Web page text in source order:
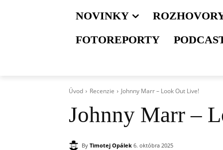
NOVINKY
FOTOREPORTY
Úvod Recenzie Johnny Marr – Look Out Live!
Johnny Marr –
By Timotej Opálek 6. októbra 2025